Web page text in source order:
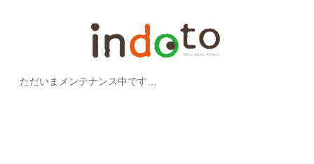
ただいまメンテナンス中です…